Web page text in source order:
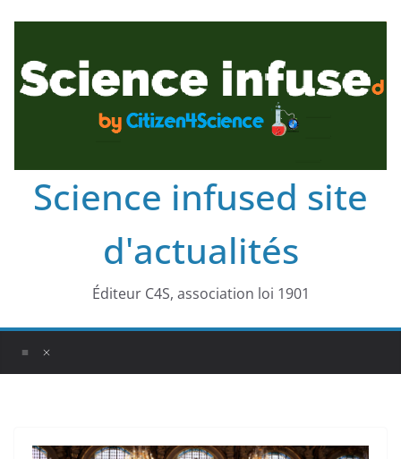
Science infused site
d'actualités
Éditeur C4S, association loi 1901